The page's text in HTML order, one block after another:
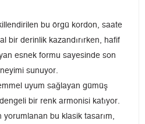
bu örgü kordon, saate
bir derinlik kazandırırken, hafif
esnek formu sayesinde son
sunuyor.
uyum sağlayan gümüş
bir renk armonisi katıyor.
bu klasik tasarım,